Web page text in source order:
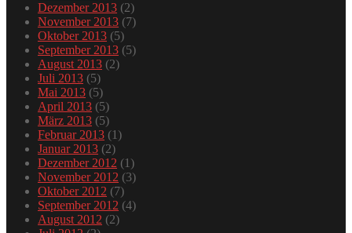
Dezember 2013 (2)
November 2013 (7)
Oktober 2013 (5)
September 2013 (5)
August 2013 (2)
Juli 2013 (5)
Mai 2013 (5)
April 2013 (5)
März 2013 (5)
Februar 2013 (1)
Januar 2013 (2)
Dezember 2012 (1)
November 2012 (3)
Oktober 2012 (7)
September 2012 (4)
August 2012 (2)